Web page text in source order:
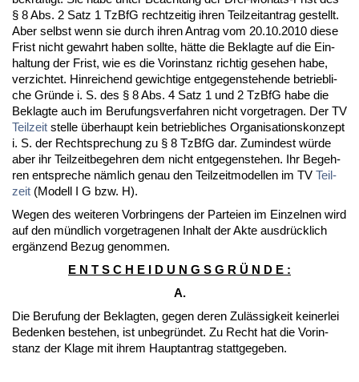
§ 8 Abs. 2 Satz 1 Tz­B­fG recht­zei­tig ih­ren Teil­zeit­an­trag ge­stellt.
Aber selbst wenn sie durch ih­ren An­trag vom 20.10.2010 die­se
Frist nicht ge­wahrt ha­ben soll­te, hätte die Be­klag­te auf die Ein­
hal­tung der Frist, wie es die Vor­in­stanz rich­tig ge­se­hen ha­be,
ver­zich­tet. Hin­rei­chend ge­wich­ti­ge ent­ge­gen­ste­hen­de be­trieb­li­
che Gründe i. S. des § 8 Abs. 4 Satz 1 und 2 Tz­B­fG ha­be die
Be­klag­te auch im Be­ru­fungs­ver­fah­ren nicht vor­ge­tra­gen. Der TV
Teil­zeit stel­le über­haupt kein be­trieb­li­ches Or­ga­ni­sa­ti­ons­kon­zept
i. S. der Recht­spre­chung zu § 8 Tz­B­fG dar. Zu­min­dest würde
aber ihr Teil­zeit­be­geh­ren dem nicht ent­ge­gen­ste­hen. Ihr Be­geh­
ren ent­spre­che nämlich ge­nau den Teil­zeit­mo­del­len im TV Teil­
zeit (Mo­dell I G bzw. H).
We­gen des wei­te­ren Vor­brin­gens der Par­tei­en im Ein­zel­nen wird
auf den münd­lich vor­ge­tra­ge­nen In­halt der Ak­te aus­drück­lich
ergänzend Be­zug ge­nom­men.
E N T S C H E I D U N G S G R Ü N D E :
A.
Die Be­ru­fung der Be­klag­ten, ge­gen de­ren Zulässig­keit kei­ner­lei
Be­den­ken be­ste­hen, ist un­be­gründet. Zu Recht hat die Vor­in­
stanz der Kla­ge mit ih­rem Haupt­an­trag statt­ge­ge­ben.